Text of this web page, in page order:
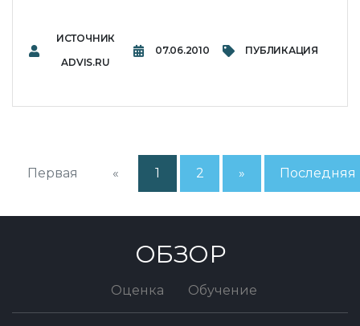
ИСТОЧНИК
ADVIS.RU
07.06.2010 ПУБЛИКАЦИЯ
Первая « 1 2 » Последняя
ОБЗОР
Оценка Обучение